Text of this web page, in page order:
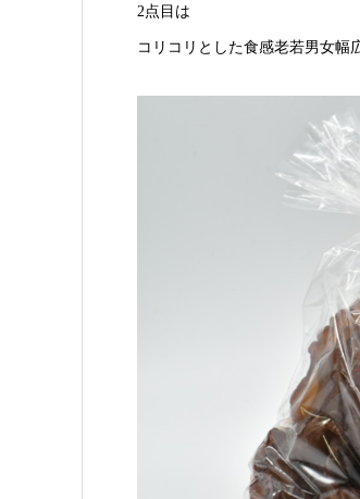
2点目は
コリコリとした食感老若男女幅